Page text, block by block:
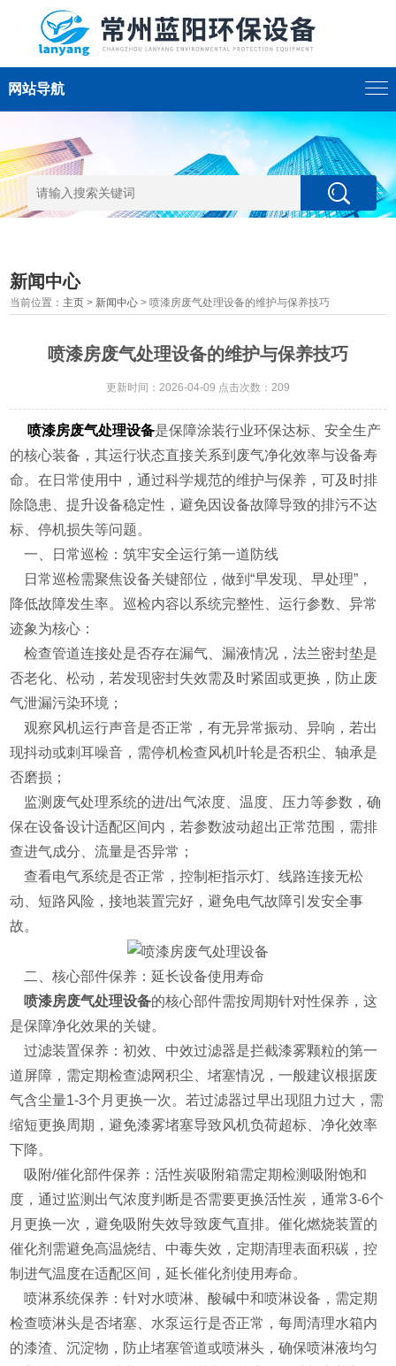
网站导航
新闻中心
当前位置： 主页 > 新闻中心 > 喷漆房废气处理设备的维护与保养技巧
喷漆房废气处理设备的维护与保养技巧
更新时间：2026-04-09 点击次数：209
喷漆房废气处理设备是保障涂装行业环保达标、安全生产
的核心装备，其运行状态直接关系到废气净化效率与设备寿
命。在日常使用中，通过科学规范的维护与保养，可及时排
除隐患、提升设备稳定性，避免因设备故障导致的排污不达
标、停机损失等问题。
一、日常巡检：筑牢安全运行第一道防线
日常巡检需聚焦设备关键部位，做到“早发现、早处理”，
降低故障发生率。巡检内容以系统完整性、运行参数、异常
迹象为核心：
检查管道连接处是否存在漏气、漏液情况，法兰密封垫是
否老化、松动，若发现密封失效需及时紧固或更换，防止废
气泄漏污染环境；
观察风机运行声音是否正常，有无异常振动、异响，若出
现抖动或刺耳噪音，需停机检查风机叶轮是否积尘、轴承是
否磨损；
监测废气处理系统的进/出气浓度、温度、压力等参数，确
保在设备设计适配区间内，若参数波动超出正常范围，需排
查进气成分、流量是否异常；
查看电气系统是否正常，控制柜指示灯、线路连接无松
动、短路风险，接地装置完好，避免电气故障引发安全事
故。
二、核心部件保养：延长设备使用寿命
喷漆房废气处理设备的核心部件需按周期针对性保养，这
是保障净化效果的关键。
过滤装置保养：初效、中效过滤器是拦截漆雾颗粒的第一
道屏障，需定期检查滤网积尘、堵塞情况，一般建议根据废
气含尘量1-3个月更换一次。若过滤器过早出现阻力过大，需
缩短更换周期，避免漆雾堵塞导致风机负荷超标、净化效率
下降。
吸附/催化部件保养：活性炭吸附箱需定期检测吸附饱和
度，通过监测出气浓度判断是否需要更换活性炭，通常3-6个
月更换一次，避免吸附失效导致废气直排。催化燃烧装置的
催化剂需避免高温烧结、中毒失效，定期清理表面积碳，控
制进气温度在适配区间，延长催化剂使用寿命。
喷淋系统保养：针对水喷淋、酸碱中和喷淋设备，需定期
检查喷淋头是否堵塞、水泵运行是否正常，每周清理水箱内
的漆渣、沉淀物，防止堵塞管道或喷淋头，确保喷淋液均匀